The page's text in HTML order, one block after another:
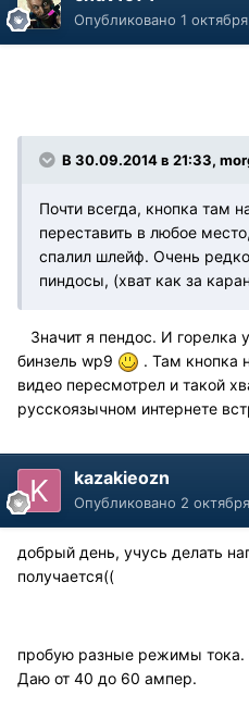
Опубликовано 1
В 30.09.2014 в 21:33,
Почти всегда, кнопка там
переставить в любое
спалил шлейф. Очень
пиндосы, (хват как за
Значит я пендос. И горелка
бинзель wp9
. Там кнопка
видео пересмотрел и такой
русскоязычном интернете
kazakieozn
Опубликовано 2
добрый день, учусь делать
получается((
пробую разные режимы тока.
Даю от 40 до 60 ампер.